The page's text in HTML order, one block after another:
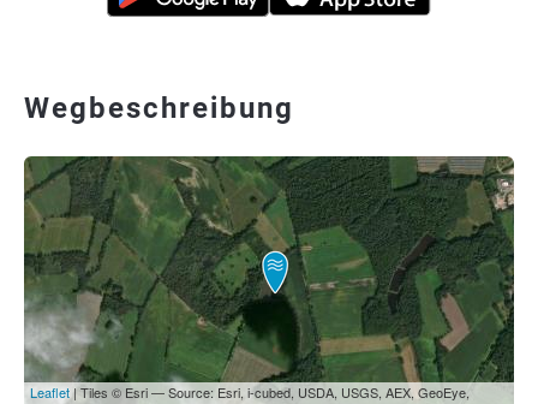
Wegbeschreibung
Leaflet | Tiles © Esri — Source: Esri, i-cubed, USDA, USGS, AEX, GeoEye,